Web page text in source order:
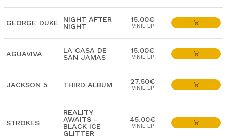
GEORGE DUKE
NIGHT AFTER
NIGHT
15.00€
VINIL LP
AGUAVIVA
LA CASA DE
SAN JAMAS
15.00€
VINIL LP
JACKSON 5 THIRD ALBUM 27.50€
VINIL LP
STROKES
REALITY
AWAITS -
BLACK ICE
GLITTER
45.00€
VINIL LP